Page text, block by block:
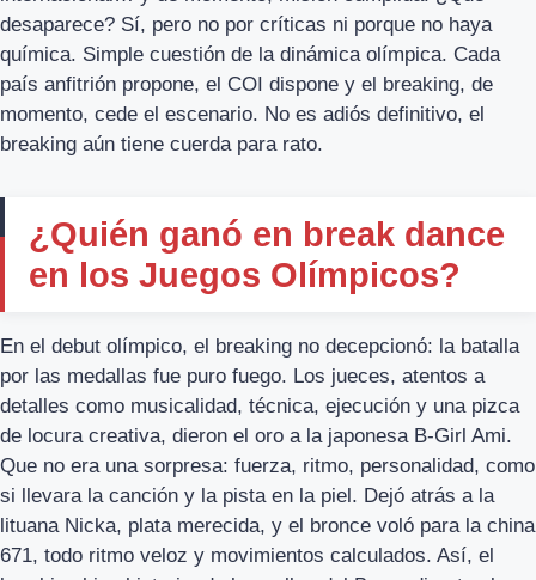
desaparece? Sí, pero no por críticas ni porque no haya
química. Simple cuestión de la dinámica olímpica. Cada
país anfitrión propone, el COI dispone y el breaking, de
momento, cede el escenario. No es adiós definitivo, el
breaking aún tiene cuerda para rato.
¿Quién ganó en break dance
en los Juegos Olímpicos?
En el debut olímpico, el breaking no decepcionó: la batalla
por las medallas fue puro fuego. Los jueces, atentos a
detalles como musicalidad, técnica, ejecución y una pizca
de locura creativa, dieron el oro a la japonesa B-Girl Ami.
Que no era una sorpresa: fuerza, ritmo, personalidad, como
si llevara la canción y la pista en la piel. Dejó atrás a la
lituana Nicka, plata merecida, y el bronce voló para la china
671, todo ritmo veloz y movimientos calculados. Así, el